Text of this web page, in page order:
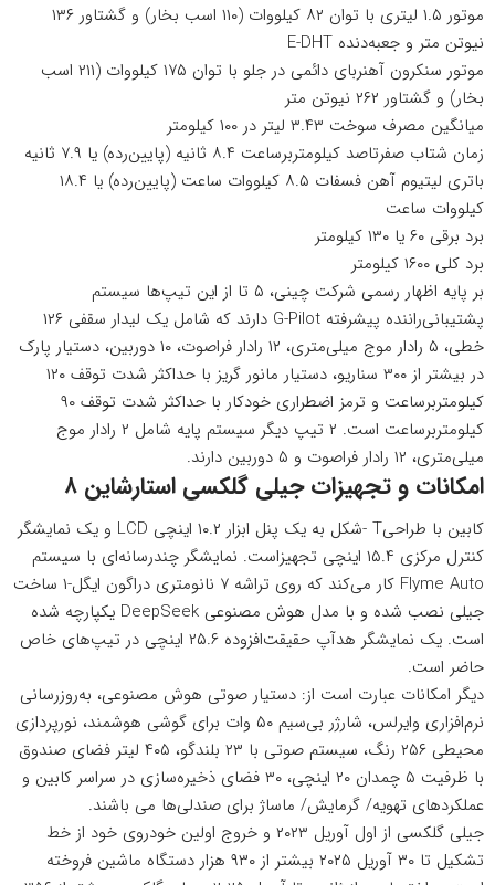
موتور ۱.۵ لیتری با توان ۸۲ کیلووات (۱۱۰ اسب بخار) و گشتاور ۱۳۶
نیوتن متر و جعبه‌دنده E-DHT
موتور سنکرون آهنربای دائمی در جلو با توان ۱۷۵ کیلووات (۲۱۱ اسب
بخار) و گشتاور ۲۶۲ نیوتن متر
میانگین مصرف سوخت ۳.۴۳ لیتر در ۱۰۰ کیلومتر
زمان شتاب صفرتاصد کیلومتربرساعت ۸.۴ ثانیه (پایین‌رده) یا ۷.۹ ثانیه
باتری لیتیوم آهن فسفات ۸.۵ کیلووات ساعت (پایین‌رده) یا ۱۸.۴
کیلووات ساعت
برد برقی ۶۰ یا ۱۳۰ کیلومتر
برد کلی ۱۶۰۰ کیلومتر
بر پایه اظهار رسمی شرکت چینی، ۵ تا از این تیپ‌ها سیستم
پشتیبانی‌راننده پیشرفته G-Pilot دارند که شامل یک لیدار سقفی ۱۲۶
خطی، ۵ رادار موج میلی‌متری، ۱۲ رادار فراصوت، ۱۰ دوربین، دستیار پارک
در بیشتر از ۳۰۰ سناریو، دستیار مانور گریز با حداکثر شدت توقف ۱۲۰
کیلومتربرساعت و ترمز اضطراری خودکار با حداکثر شدت توقف ۹۰
کیلومتربرساعت است. ۲ تیپ دیگر سیستم پایه شامل ۲ رادار موج
میلی‌متری، ۱۲ رادار فراصوت و ۵ دوربین دارند.
امکانات و تجهیزات جیلی گلکسی استارشاین ۸
کابین با طراحیT -شکل به یک پنل ابزار ۱۰.۲ اینچی LCD و یک نمایشگر
کنترل مرکزی ۱۵.۴ اینچی تجهیزاست. نمایشگر چندرسانه‌ای با سیستم
Flyme Auto کار می‌کند که روی تراشه ۷ نانومتری دراگون ایگل-۱ ساخت
جیلی نصب شده و با مدل هوش مصنوعی DeepSeek یکپارچه شده
است. یک نمایشگر هدآپ حقیقت‌افزوده ۲۵.۶ اینچی در تیپ‌های خاص
حاضر است.
دیگر امکانات عبارت است از: دستیار صوتی هوش مصنوعی، به‌روزرسانی
نرم‌افزاری وایرلس، شارژر بی‌سیم ۵۰ وات برای گوشی هوشمند، نورپردازی
محیطی ۲۵۶ رنگ، سیستم صوتی با ۲۳ بلندگو، ۴۰۵ لیتر فضای صندوق
با ظرفیت ۵ چمدان ۲۰ اینچی، ۳۰ فضای ذخیره‌سازی در سراسر کابین و
عملکردهای تهویه/ گرمایش/ ماساژ برای صندلی‌ها می باشند.
جیلی گلکسی از اول آوریل ۲۰۲۳ و خروج اولین خودروی خود از خط
تشکیل تا ۳۰ آوریل ۲۰۲۵ بیشتر از ۹۳۰ هزار دستگاه ماشین فروخته